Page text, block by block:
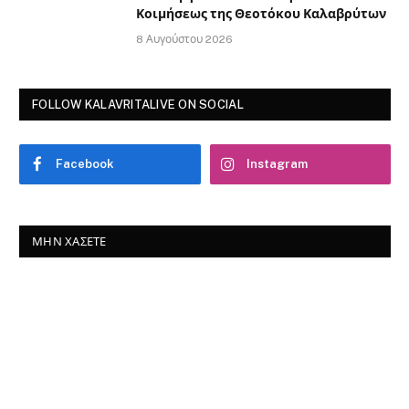
Κοιμήσεως της Θεοτόκου Καλαβρύτων
8 Αυγούστου 2026
FOLLOW KALAVRITALIVE ON SOCIAL
Facebook Instagram
ΜΗΝ ΧΆΣΕΤΕ